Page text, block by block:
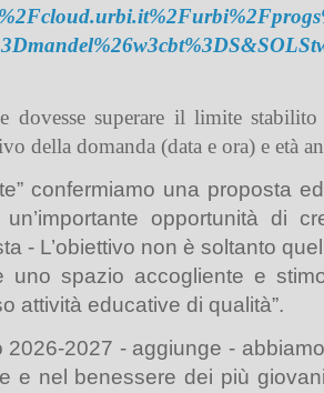
dovesse superare il limite
della domanda (data e ora) e età
” confermiamo una proposta
opportunità di
- L’obiettivo non è soltanto
uno spazio accogliente e
attività educative di qualità”.
2026-2027 - aggiunge -
e nel benessere dei più